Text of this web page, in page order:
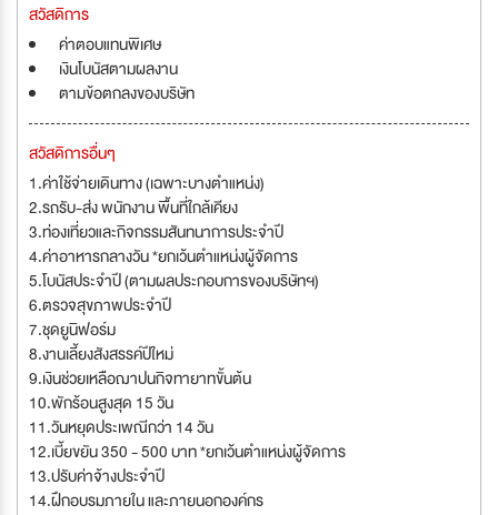
สวัสดิการ
ค่าตอบแทนพิเศษ
เงินโบนัสตามผลงาน
ตามข้อตกลงของบริษัท
สวัสดิการอื่นๆ
1.ค่าใช้จ่ายเดินทาง (เฉพาะบางตำแหน่ง)
2.รถรับ-ส่ง พนักงาน พื้นที่ใกล้เคียง
3.ท่องเที่ยวและกิจกรรมสันทนาการประจำปี
4.ค่าอาหารกลางวัน *ยกเว้นตำแหน่งผู้จัดการ
5.โบนัสประจำปี (ตามผลประกอบการของบริษัทฯ)
6.ตรวจสุขภาพประจำปี
7.ชุดยูนิฟอร์ม
8.งานเลี้ยงสังสรรค์ปีใหม่
9.เงินช่วยเหลือฌาปนกิจทายาทขั้นต้น
10.พักร้อนสูงสุด 15 วัน
11.วันหยุดประเพณีกว่า 14 วัน
12.เบี้ยขยัน 350 - 500 บาท *ยกเว้นตำแหน่งผู้จัดการ
13.ปรับค่าจ้างประจำปี
14.ฝึกอบรมภายใน และภายนอกองค์กร